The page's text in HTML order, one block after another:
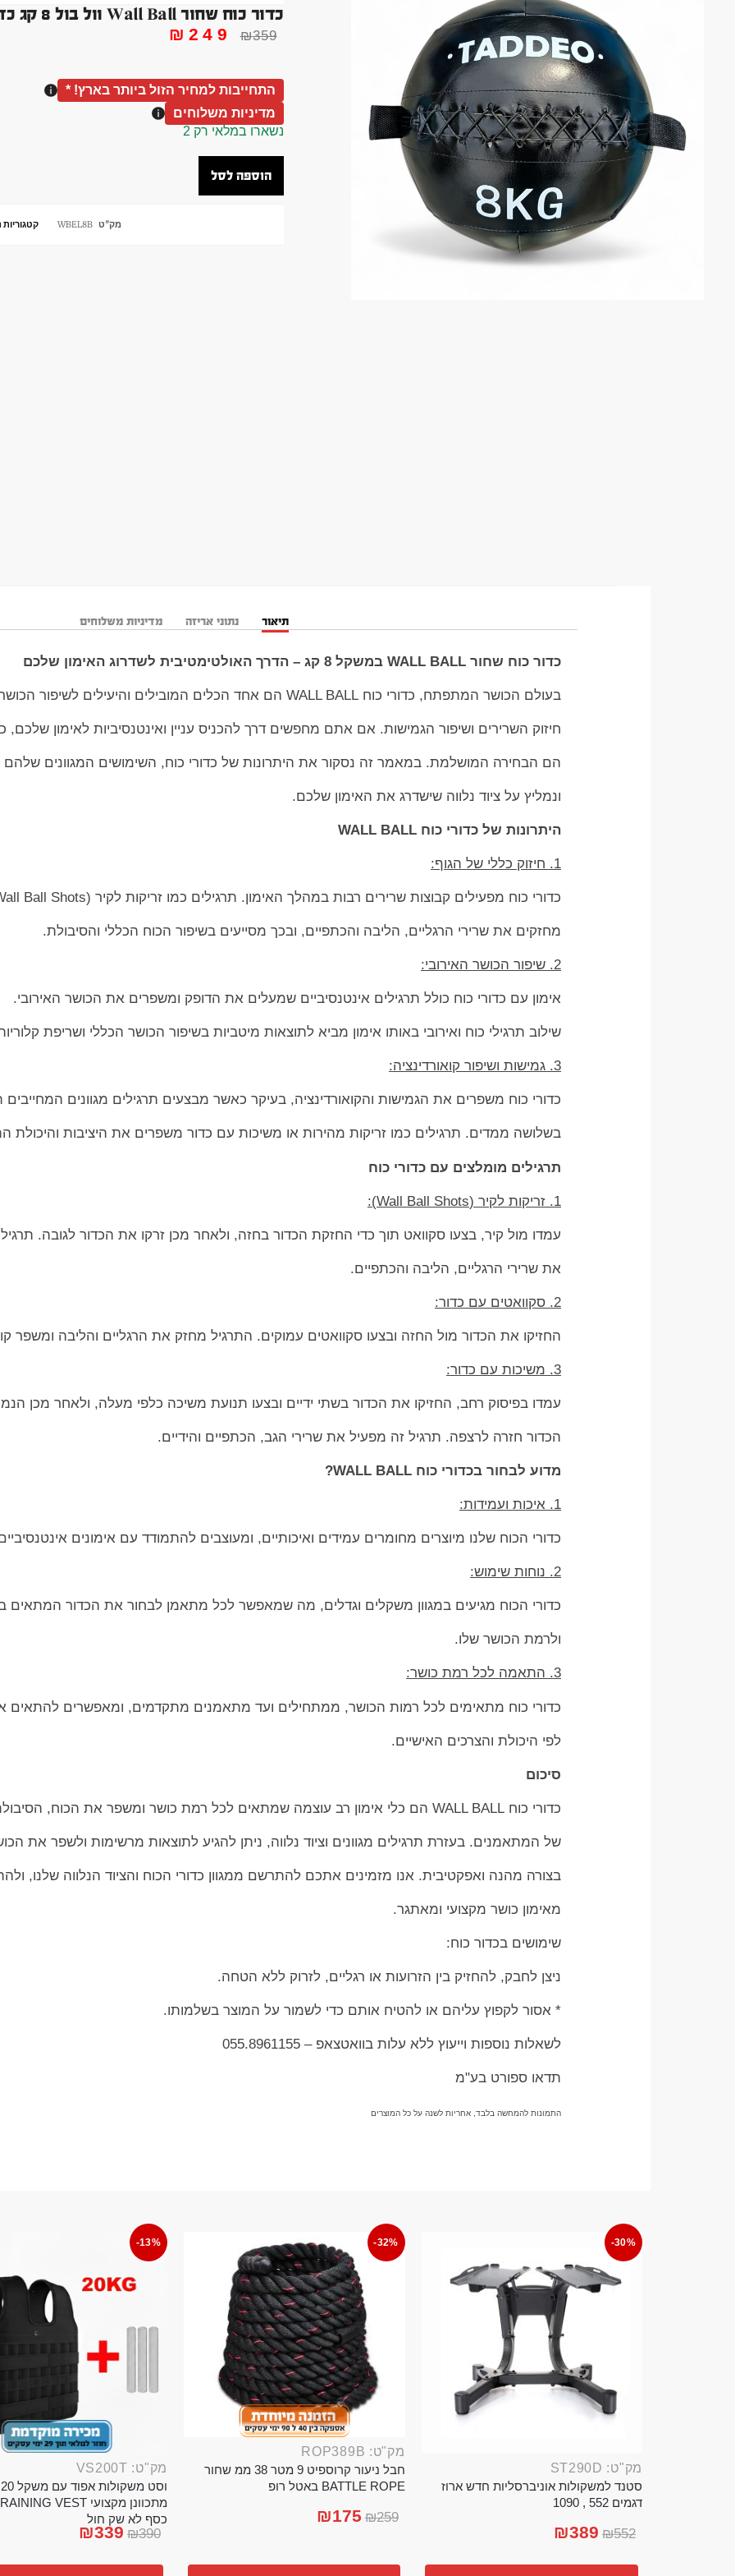
כדור כוח שחור Wall Ball וול בול 8 קג כדורי כח מקצועי
₪359
₪ 249
התחייבות למחיר הזול ביותר בארץ! *
מדיניות משלוחים
נשארו במלאי רק 2
הוספה לסל
מק"ט WBEL8B קטגוריות
תיאור נתוני אריזה מדיניות משלוחים
כדור כוח שחור WALL BALL במשקל 8 קג – הדרך האולטימטיבית לשדרוג האימון שלכם
בעולם הכושר המתפתח, כדורי כוח WALL BALL הם אחד הכלים המובילים והיעילים לשיפור הכושר הכללי,
חיזוק השרירים ושיפור הגמישות. אם אתם מחפשים דרך להכניס עניין ואינטנסיביות לאימון שלכם,
הם הבחירה המושלמת. במאמר זה נסקור את היתרונות של כדורי כוח, השימושים המגוונים שלהם
ונמליץ על ציוד נלווה שישדרג את האימון שלכם.
היתרונות של כדורי כוח WALL BALL
1. חיזוק כללי של הגוף:
כדורי כוח מפעילים קבוצות שרירים רבות במהלך האימון. תרגילים כמו זריקות לקיר (Wall Ball Shots)
מחזקים את שרירי הרגליים, הליבה והכתפיים, ובכך מסייעים בשיפור הכוח הכללי והסיבולת.
2. שיפור הכושר האירובי:
אימון עם כדורי כוח כולל תרגילים אינטנסיביים שמעלים את הדופק ומשפרים את הכושר האירובי.
שילוב תרגילי כוח ואירובי באותו אימון מביא לתוצאות מיטביות בשיפור הכושר הכללי ושריפת
3. גמישות ושיפור קואורדינציה:
כדורי כוח משפרים את הגמישות והקואורדינציה, בעיקר כאשר מבצעים תרגילים מגוונים המחייבים
בשלושה ממדים. תרגילים כמו זריקות מהירות או משיכות עם כדור משפרים את היציבות והיכולת
תרגילים מומלצים עם כדורי כוח
1. זריקות לקיר (Wall Ball Shots):
עמדו מול קיר, בצעו סקוואט תוך כדי החזקת הכדור בחזה, ולאחר מכן זרקו את הכדור לגובה.
את שרירי הרגליים, הליבה והכתפיים.
2. סקוואטים עם כדור:
החזיקו את הכדור מול החזה ובצעו סקוואטים עמוקים. התרגיל מחזק את הרגליים והליבה ומשפר
3. משיכות עם כדור:
עמדו בפיסוק רחב, החזיקו את הכדור בשתי ידיים ובצעו תנועת משיכה כלפי מעלה, ולאחר מכן
הכדור חזרה לרצפה. תרגיל זה מפעיל את שרירי הגב, הכתפיים והידיים.
מדוע לבחור בכדורי כוח WALL BALL?
1. איכות ועמידות:
כדורי הכוח שלנו מיוצרים מחומרים עמידים ואיכותיים, ומעוצבים להתמודד עם אימונים
2. נוחות שימוש:
כדורי הכוח מגיעים במגוון משקלים וגדלים, מה שמאפשר לכל מתאמן לבחור את הכדור המתאים
ולרמת הכושר שלו.
3. התאמה לכל רמת כושר:
כדורי כוח מתאימים לכל רמות הכושר, ממתחילים ועד מתאמנים מתקדמים, ומאפשרים להתאים
לפי היכולת והצרכים האישיים.
סיכום
כדורי כוח WALL BALL הם כלי אימון רב עוצמה שמתאים לכל רמת כושר ומשפר את הכוח, הסיבולת והגמישות
של המתאמנים. בעזרת תרגילים מגוונים וציוד נלווה, ניתן להגיע לתוצאות מרשימות ולשפר את
בצורה מהנה ואפקטיבית. אנו מזמינים אתכם להתרשם ממגוון כדורי הכוח והציוד הנלווה שלנו,
מאימון כושר מקצועי ומאתגר.
שימושים בכדור כוח:
ניצן לחבק, להחזיק בין הזרועות או רגליים, לזרוק ללא הטחה.
* אסור לקפוץ עליהם או להטיח אותם כדי לשמור על המוצר בשלמותו.
לשאלות נוספות וייעוץ ללא עלות בוואטצאפ – 055.8961155
תדאו ספורט בע"מ
התמונות להמחשה בלבד, אחריות לשנה על כל המוצרים
-30%
מק"ט: ST290D
סטנד למשקולות אוניברסליות חדש ארוז
דגמים 552 , 1090
₪552
₪389
-32%
מק"ט: ROP389B
חבל ניעור קרוספיט 9 מטר 38 ממ שחור
BATTLE ROPE באטל רופ
₪259
₪175
-13%
מק"ט: VS200T
כסף לא שק חול
₪390
₪339